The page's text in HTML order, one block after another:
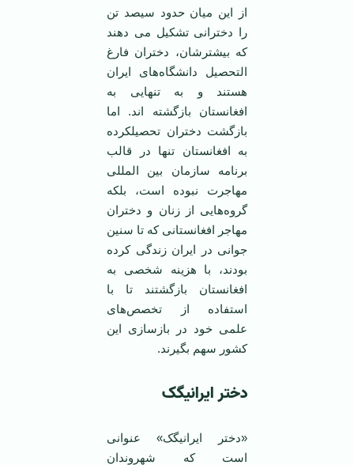
از این میان حدود سیصد تن
را دخترانی تشکیل می دهند
که بیشترشان، دختران فارغ
التحصیل دانشگاه‌های ایران
هستند و به تنهایی به
افغانستان بازگشته اند. اما
بازگشت دختران تحصیلکرده
به افغانستان تنها در قالب
برنامه سازمان بین المللی
مهاجرت نبوده است، بلکه
گروه‌هایی از زنان و دختران
مهاجر افغانستانی که تا سنین
جوانی در ایران زندگی کرده
بودند، با هزینه شخصی به
افغانستان بازگشتند تا با
استفاده از تخصص‌های
علمی خود در بازسازی این
کشور سهم بگیرند.
دختر ایرانیگک
«دختر ایرانیگک» عنوانی
است که شهروندان